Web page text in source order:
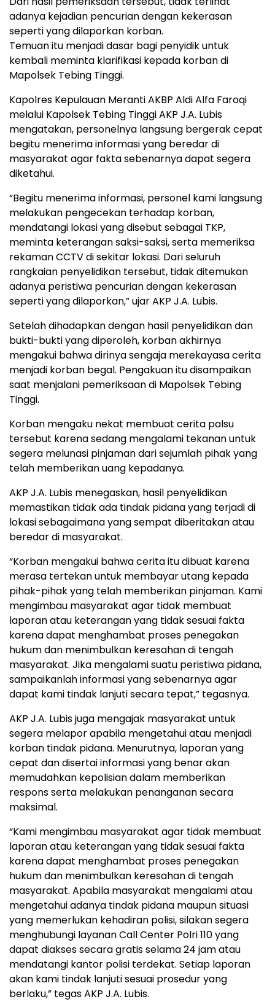
adanya kejadian pencurian dengan kekerasan
seperti yang dilaporkan korban.
Temuan itu menjadi dasar bagi penyidik untuk
kembali meminta klarifikasi kepada korban di
Mapolsek Tebing Tinggi.
Kapolres Kepulauan Meranti AKBP Aldi Alfa Faroqi
melalui Kapolsek Tebing Tinggi AKP J.A. Lubis
mengatakan, personelnya langsung bergerak cepat
begitu menerima informasi yang beredar di
masyarakat agar fakta sebenarnya dapat segera
diketahui.
“Begitu menerima informasi, personel kami langsung
melakukan pengecekan terhadap korban,
mendatangi lokasi yang disebut sebagai TKP,
meminta keterangan saksi-saksi, serta memeriksa
rekaman CCTV di sekitar lokasi. Dari seluruh
rangkaian penyelidikan tersebut, tidak ditemukan
adanya peristiwa pencurian dengan kekerasan
seperti yang dilaporkan,” ujar AKP J.A. Lubis.
Setelah dihadapkan dengan hasil penyelidikan dan
bukti-bukti yang diperoleh, korban akhirnya
mengakui bahwa dirinya sengaja merekayasa cerita
menjadi korban begal. Pengakuan itu disampaikan
saat menjalani pemeriksaan di Mapolsek Tebing
Tinggi.
Korban mengaku nekat membuat cerita palsu
tersebut karena sedang mengalami tekanan untuk
segera melunasi pinjaman dari sejumlah pihak yang
telah memberikan uang kepadanya.
AKP J.A. Lubis menegaskan, hasil penyelidikan
memastikan tidak ada tindak pidana yang terjadi di
lokasi sebagaimana yang sempat diberitakan atau
beredar di masyarakat.
“Korban mengakui bahwa cerita itu dibuat karena
merasa tertekan untuk membayar utang kepada
pihak-pihak yang telah memberikan pinjaman. Kami
mengimbau masyarakat agar tidak membuat
laporan atau keterangan yang tidak sesuai fakta
karena dapat menghambat proses penegakan
hukum dan menimbulkan keresahan di tengah
masyarakat. Jika mengalami suatu peristiwa pidana,
sampaikanlah informasi yang sebenarnya agar
dapat kami tindak lanjuti secara tepat,” tegasnya.
AKP J.A. Lubis juga mengajak masyarakat untuk
segera melapor apabila mengetahui atau menjadi
korban tindak pidana. Menurutnya, laporan yang
cepat dan disertai informasi yang benar akan
memudahkan kepolisian dalam memberikan
respons serta melakukan penanganan secara
maksimal.
“Kami mengimbau masyarakat agar tidak membuat
laporan atau keterangan yang tidak sesuai fakta
karena dapat menghambat proses penegakan
hukum dan menimbulkan keresahan di tengah
masyarakat. Apabila masyarakat mengalami atau
mengetahui adanya tindak pidana maupun situasi
yang memerlukan kehadiran polisi, silakan segera
menghubungi layanan Call Center Polri 110 yang
dapat diakses secara gratis selama 24 jam atau
mendatangi kantor polisi terdekat. Setiap laporan
akan kami tindak lanjuti sesuai prosedur yang
berlaku,” tegas AKP J.A. Lubis.